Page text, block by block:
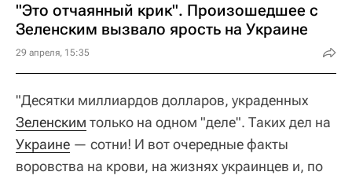
"Это отчаянный крик". Произошедшее с
Зеленским вызвало ярость на Украине
29 апреля, 15:35
"Десятки миллиардов долларов, украденных
Зеленским только на одном "деле". Таких дел на
Украине — сотни! И вот очередные факты
воровства на крови, на жизнях украинцев и, по